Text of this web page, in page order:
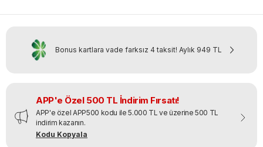
Bonus kartlara vade farksız 4 taksit! Aylık 949 TL
APP'e Özel 500 TL İndirim Fırsatı!
APP'e özel APP500 kodu ile 5.000 TL ve üzerine 500 TL
indirim kazanın.
Kodu Kopyala